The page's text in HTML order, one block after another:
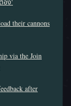
อง'
their cannons
via the Join
after